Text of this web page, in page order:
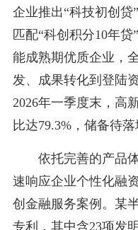
企业推出“科技初创贷
匹配“科创积分10年
能成熟期优质企业，
发、成果转化到登陆
2026年一季度末，高
比达79.3%，储备待落
依托完善的产品
速响应企业个性化融
创金融服务案例。某
专利，其中含23项发